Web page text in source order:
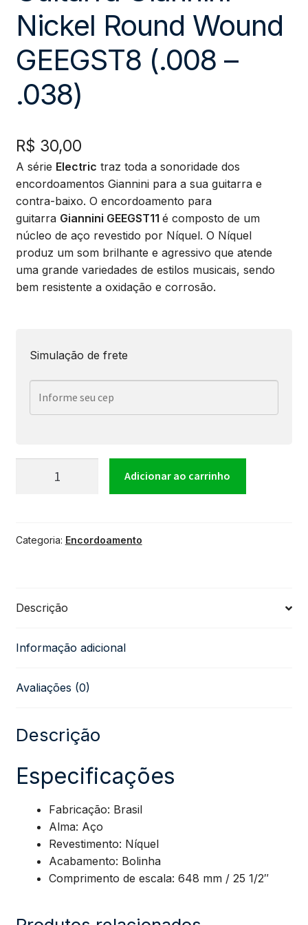
Nickel Round Wound
GEEGST8 (.008 –
.038)
R$ 30,00
A série Electric traz toda a sonoridade dos
encordoamentos Giannini para a sua guitarra e
contra-baixo. O encordoamento para
guitarra Giannini GEEGST11 é composto de um
núcleo de aço revestido por Níquel. O Níquel
produz um som brilhante e agressivo que atende
uma grande variedades de estilos musicais, sendo
bem resistente a oxidação e corrosão.
Simulação de frete
Encordoamento
Guitarra
Nickel
Round
Wound
GEEGST8
.038)
quantidade
Adicionar ao carrinho
Categoria: Encordoamento
Descrição
Informação adicional
Avaliações (0)
Descrição
Especificações
Fabricação: Brasil
Alma: Aço
Revestimento: Níquel
Acabamento: Bolinha
Comprimento de escala: 648 mm / 25 1/2″